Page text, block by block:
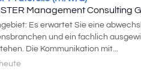
Management Consulting
Es erwartet Sie eine
und ein fachlich
Die Kommunikation mit...
heute